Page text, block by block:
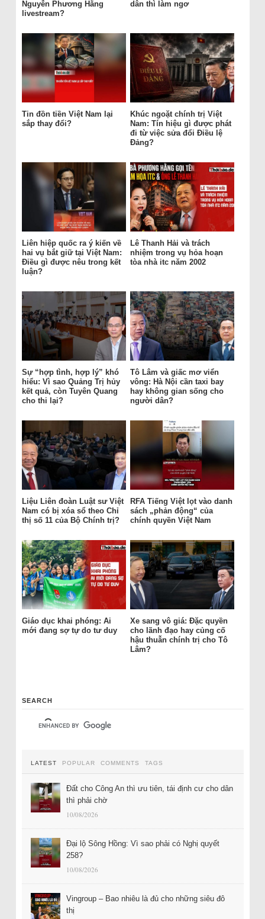
Nguyễn Phương Hằng
livestream?
dân thì làm ngơ
Tin đồn tiền Việt Nam lại
sắp thay đổi?
Khúc ngoặt chính trị Việt
Nam: Tín hiệu gì được phát
đi từ việc sửa đổi Điều lệ
Đảng?
Liên hiệp quốc ra ý kiến về
hai vụ bắt giữ tại Việt Nam:
Điều gì được nêu trong kết
luận?
Lê Thanh Hải và trách
nhiệm trong vụ hỏa hoạn
tòa nhà itc năm 2002
Sự “hợp tình, hợp lý” khó
hiểu: Vì sao Quảng Trị hủy
kết quả, còn Tuyên Quang
cho thi lại?
Tô Lâm và giấc mơ viển
vông: Hà Nội cần taxi bay
hay không gian sống cho
người dân?
Liệu Liên đoàn Luật sư Việt
Nam có bị xóa sổ theo Chỉ
thị số 11 của Bộ Chính trị?
RFA Tiếng Việt lọt vào danh
sách „phản động“ của
chính quyền Việt Nam
Giáo dục khai phóng: Ai
mới đang sợ tự do tư duy
Xe sang vô giá: Đặc quyền
cho lãnh đạo hay củng cố
hậu thuẫn chính trị cho Tô
Lâm?
SEARCH
LATEST POPULAR COMMENTS TAGS
Đất cho Công An thì ưu tiên, tái định cư cho dân
thì phải chờ
10/08/2026
Đại lộ Sông Hồng: Vì sao phải có Nghị quyết
258?
10/08/2026
Vingroup – Bao nhiêu là đủ cho những siêu đô
thị